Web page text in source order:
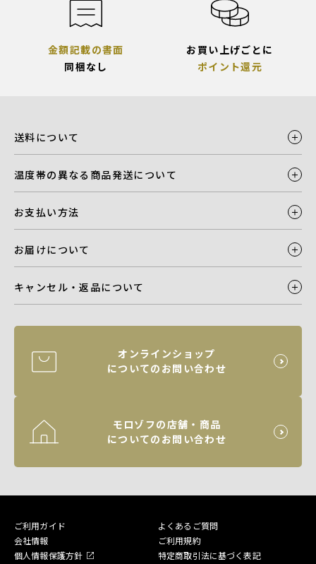
金額記載の書面
同梱なし
お買い上げごとに
ポイント還元
送料について
温度帯の異なる商品発送について
お支払い方法
お届けについて
キャンセル・返品について
オンラインショップ
についてのお問い合わせ
モロゾフの店舗・商品
についてのお問い合わせ
ご利用ガイド
よくあるご質問
会社情報
ご利用規約
個人情報保護方針
特定商取引法に基づく表記